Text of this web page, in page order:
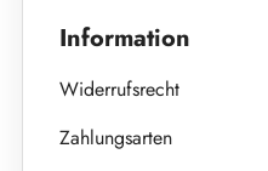
Information
Widerrufsrecht
Zahlungsarten